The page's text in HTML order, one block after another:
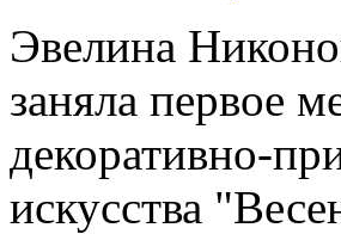
Эвелина
заняла первое
декоративно-
искусства